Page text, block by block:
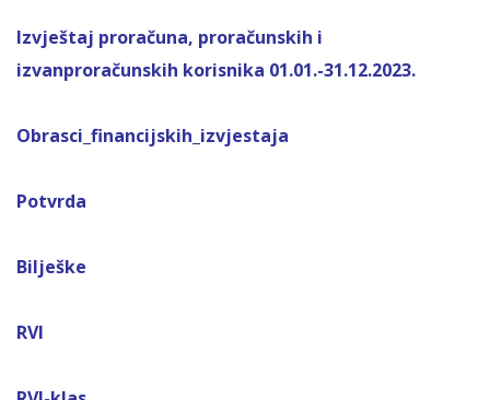
Izvještaj proračuna, proračunskih i
izvanproračunskih korisnika 01.01.-31.12.2023.
Obrasci_financijskih_izvjestaja
Potvrda
Bilješke
RVI